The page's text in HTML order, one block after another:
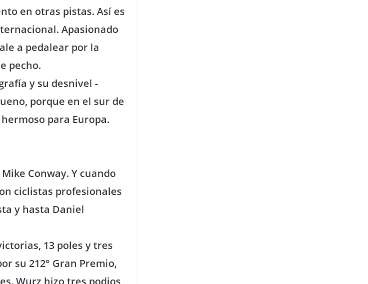
en otras pistas. Así es
Apasionado
a pedalear por la
pecho.
y su desnivel -
porque en el sur de
para Europa.
Conway. Y cuando
ciclistas profesionales
y hasta Daniel
13 poles y tres
su 212° Gran Premio,
Wurz hizo tres podios